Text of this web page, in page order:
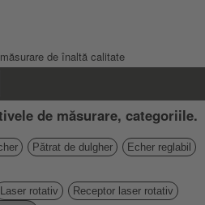
de înaltă calitate
de măsurare, categoriile.
Pătrat de dulgher
Echer reglabil
Laser rotativ
Receptor laser rotativ